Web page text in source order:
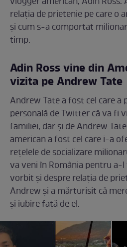
relația de prietenie pe care o
și cum s-a comportat
timp.
Adin Ross vine din
vizita pe Andrew Tate
Andrew Tate a fost cel care a
personală de Twitter că va fi
familiei, dar și de Andrew
american a fost cel care i-a
rețelele de socializare
va veni în România pentru a-l
vorbit și despre relația de
Andrew și a mărturisit că
și iubire față de el.